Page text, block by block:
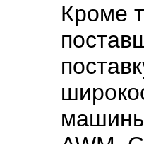
Кроме